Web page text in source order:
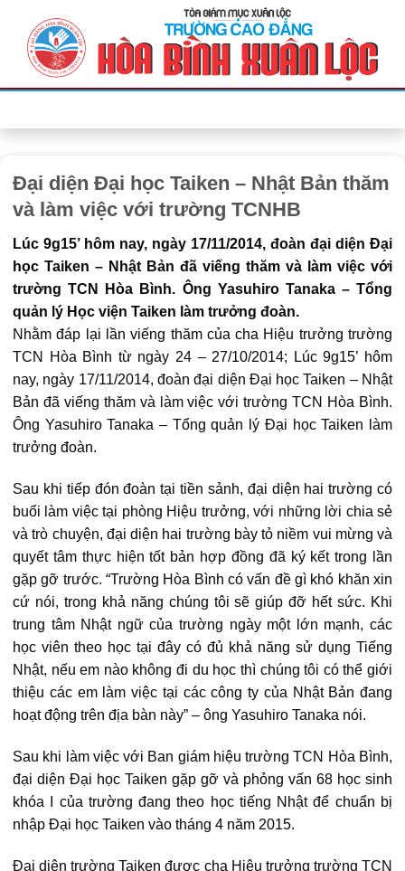
Đại diện Đại học Taiken – Nhật Bản thăm
và làm việc với trường TCNHB
Lúc 9g15’ hôm nay, ngày 17/11/2014, đoàn đại diện Đại
học Taiken – Nhật Bản đã viếng thăm và làm việc với
trường TCN Hòa Bình. Ông Yasuhiro Tanaka – Tổng
quản lý Học viện Taiken làm trưởng đoàn.
Nhằm đáp lại lần viếng thăm của cha Hiệu trưởng trường
TCN Hòa Bình từ ngày 24 – 27/10/2014; Lúc 9g15’ hôm
nay, ngày 17/11/2014, đoàn đại diện Đại học Taiken – Nhật
Bản đã viếng thăm và làm việc với trường TCN Hòa Bình.
Ông Yasuhiro Tanaka – Tổng quản lý Đại học Taiken làm
trưởng đoàn.
Sau khi tiếp đón đoàn tại tiền sảnh, đại diện hai trường có
buổi làm việc tại phòng Hiệu trưởng, với những lời chia sẻ
và trò chuyện, đại diện hai trường bày tỏ niềm vui mừng và
quyết tâm thực hiện tốt bản hợp đồng đã ký kết trong lần
gặp gỡ trước. “Trường Hòa Bình có vấn đề gì khó khăn xin
cứ nói, trong khả năng chúng tôi sẽ giúp đỡ hết sức. Khi
trung tâm Nhật ngữ của trường ngày một lớn mạnh, các
học viên theo học tại đây có đủ khả năng sử dụng Tiếng
Nhật, nếu em nào không đi du học thì chúng tôi có thể giới
thiệu các em làm việc tại các công ty của Nhật Bản đang
hoạt động trên địa bàn này” – ông Yasuhiro Tanaka nói.
Sau khi làm việc với Ban giám hiệu trường TCN Hòa Bình,
đại diện Đại học Taiken gặp gỡ và phỏng vấn 68 học sinh
khóa I của trường đang theo học tiếng Nhật để chuẩn bị
nhập Đại học Taiken vào tháng 4 năm 2015.
Đại diện trường Taiken được cha Hiệu trưởng trường TCN